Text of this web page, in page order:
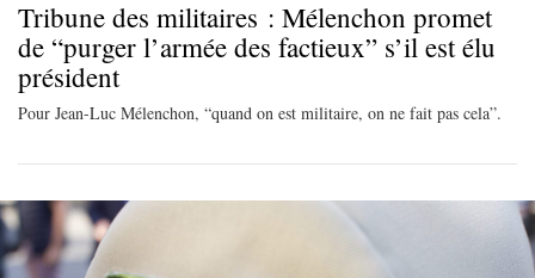
Tribune des militaires : Mélenchon promet
de “purger l’armée des factieux” s’il est élu
président
Pour Jean-Luc Mélenchon, “quand on est militaire, on ne fait pas cela”.